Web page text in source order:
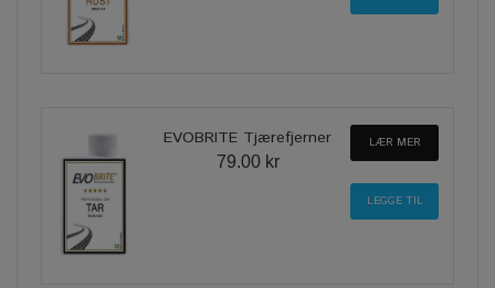
EVOBRITE Tjærefjerner
79.00 kr
LÆR MER